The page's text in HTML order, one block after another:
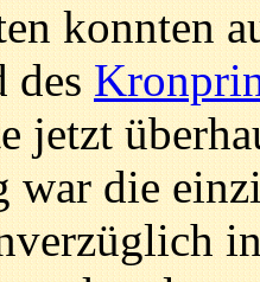
konnten
des
jetzt
war die